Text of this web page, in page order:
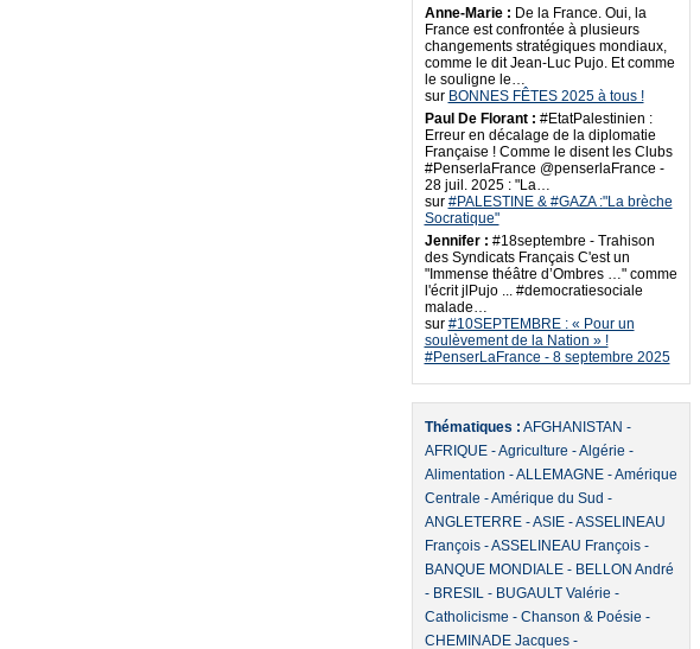
Anne-Marie : De la France. Oui, la
France est confrontée à plusieurs
changements stratégiques mondiaux,
comme le dit Jean-Luc Pujo. Et comme
le souligne le…
sur BONNES FÊTES 2025 à tous !
Paul De Florant : #EtatPalestinien :
Erreur en décalage de la diplomatie
Française ! Comme le disent les Clubs
#PenserlaFrance @penserlaFrance -
28 juil. 2025 : "La…
sur #PALESTINE & #GAZA :"La brèche
Socratique"
Jennifer : #18septembre - Trahison
des Syndicats Français C'est un
"Immense théâtre d’Ombres …" comme
l'écrit jlPujo ... #democratiesociale
malade…
sur #10SEPTEMBRE : « Pour un
soulèvement de la Nation » !
#PenserLaFrance - 8 septembre 2025
Thématiques : AFGHANISTAN -
AFRIQUE-Agriculture -Algérie -
Alimentation -ALLEMAGNE-Amérique
Centrale -Amérique du Sud -
ANGLETERRE-ASIE-ASSELINEAU
François-ASSELINEAU François-
BANQUE MONDIALE- BELLON André
- BRESIL- BUGAULT Valérie -
Catholicisme - Chanson & Poésie -
CHEMINADE Jacques-